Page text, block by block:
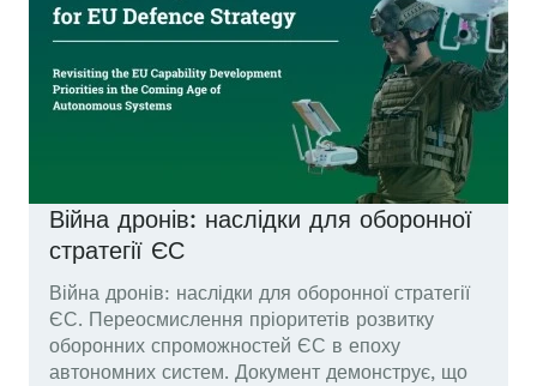
Війна дронів: наслідки для оборонної
стратегії ЄС
Війна дронів: наслідки для оборонної стратегії
ЄС. Переосмислення пріоритетів розвитку
оборонних спроможностей ЄС в епоху
автономних систем. Документ демонструє, що